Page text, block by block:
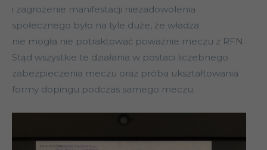
i zagrożenie manifestacji niezadowolenia
społecznego było na tyle duże, że władza
nie mogła nie potraktować poważnie meczu z RFN.
Stąd wszystkie te działania w postaci liczebnego
zabezpieczenia meczu oraz próba ukształtowania
formy dopingu podczas samego meczu.